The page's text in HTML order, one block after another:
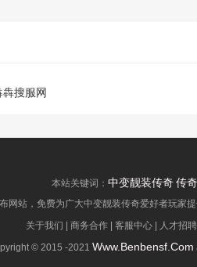
犇搜服网
本站关键词： 中变靓装传奇传
站，免费为广大中变靓装传奇爱好者玩家
关于我们 | 商务合作 | 客服中心 | 人才招聘
© 2015 -2021 Www.Benbensf.Com